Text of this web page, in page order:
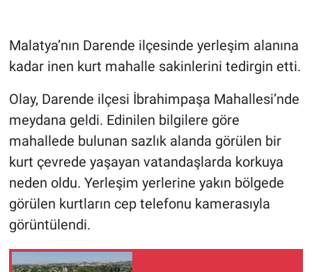
Malatya’nın Darende ilçesinde yerleşim alanına
kadar inen kurt mahalle sakinlerini tedirgin etti.
Olay, Darende ilçesi İbrahimpaşa Mahallesi’nde
meydana geldi. Edinilen bilgilere göre
mahallede bulunan sazlık alanda görülen bir
kurt çevrede yaşayan vatandaşlarda korkuya
neden oldu. Yerleşim yerlerine yakın bölgede
görülen kurtların cep telefonu kamerasıyla
görüntülendi.